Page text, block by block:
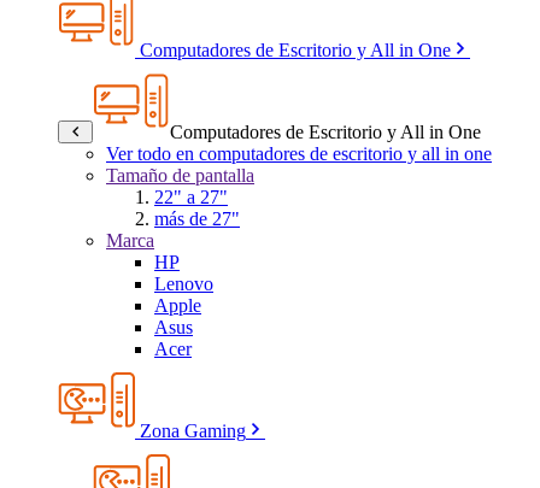
Computadores de Escritorio y All in One
Computadores de Escritorio y All in One
Ver todo en computadores de escritorio y all in one
Tamaño de pantalla
22" a 27"
más de 27"
Marca
HP
Lenovo
Apple
Asus
Acer
Zona Gaming